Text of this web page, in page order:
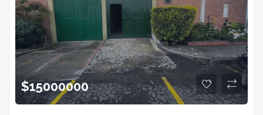
$15000000